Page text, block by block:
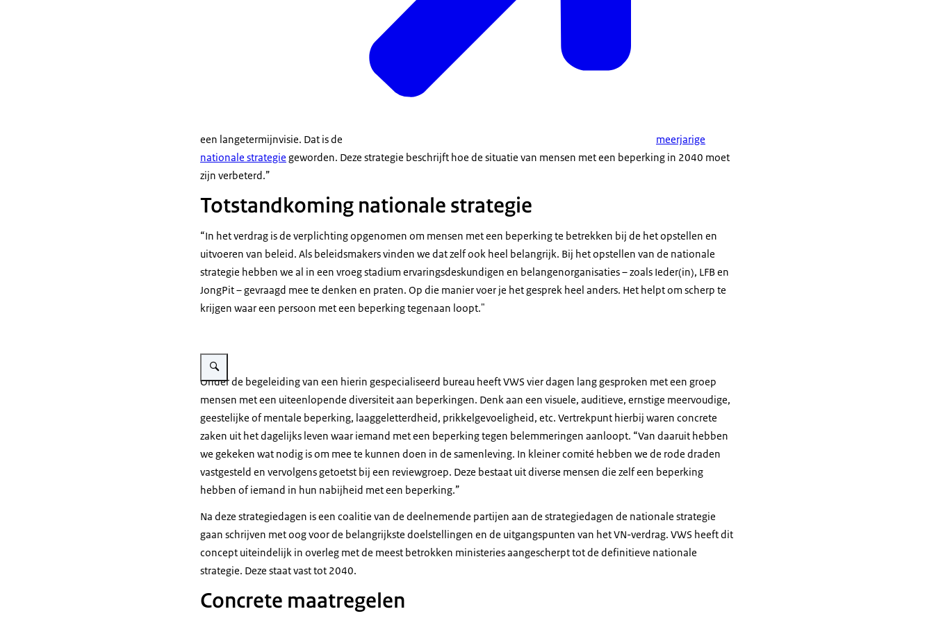
een langetermijnvisie. Dat is de
meerjarige
nationale strategie geworden. Deze strategie beschrijft hoe de situatie van mensen met een beperking in 2040 moet
zijn verbeterd.”
Totstandkoming nationale strategie
“In het verdrag is de verplichting opgenomen om mensen met een beperking te betrekken bij de het opstellen en
uitvoeren van beleid. Als beleidsmakers vinden we dat zelf ook heel belangrijk. Bij het opstellen van de nationale
strategie hebben we al in een vroeg stadium ervaringsdeskundigen en belangenorganisaties – zoals Ieder(in), LFB en
JongPit – gevraagd mee te denken en praten. Op die manier voer je het gesprek heel anders. Het helpt om scherp te
krijgen waar een persoon met een beperking tegenaan loopt."
Vergroot afbeelding Nationale-strategie_ALLEEN te gebruiken voor NB en bij nieuwsbericht op site Dom
Onder de begeleiding van een hierin gespecialiseerd bureau heeft VWS vier dagen lang gesproken met een groep
mensen met een uiteenlopende diversiteit aan beperkingen. Denk aan een visuele, auditieve, ernstige meervoudige,
geestelijke of mentale beperking, laaggeletterdheid, prikkelgevoeligheid, etc. Vertrekpunt hierbij waren concrete
zaken uit het dagelijks leven waar iemand met een beperking tegen belemmeringen aanloopt. “Van daaruit hebben
we gekeken wat nodig is om mee te kunnen doen in de samenleving. In kleiner comité hebben we de rode draden
vastgesteld en vervolgens getoetst bij een reviewgroep. Deze bestaat uit diverse mensen die zelf een beperking
hebben of iemand in hun nabijheid met een beperking.”
Na deze strategiedagen is een coalitie van de deelnemende partijen aan de strategiedagen de nationale strategie
gaan schrijven met oog voor de belangrijkste doelstellingen en de uitgangspunten van het VN-verdrag. VWS heeft dit
concept uiteindelijk in overleg met de meest betrokken ministeries aangescherpt tot de definitieve nationale
strategie. Deze staat vast tot 2040.
Concrete maatregelen